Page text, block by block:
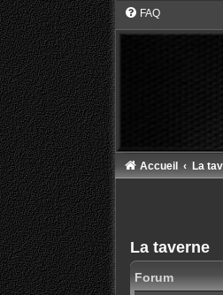
FAQ
Accueil La
La taverne
Forum